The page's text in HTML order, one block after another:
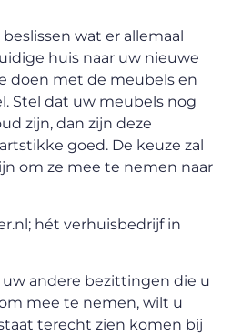
wat er allemaal
huis naar uw nieuwe
doen met de meubels en
Stel dat uw meubels nog
zijn, dan zijn deze
goed. De keuze zal
om ze mee te nemen naar
uw andere bezittingen die u
mee te nemen, wilt u
terecht zien komen bij